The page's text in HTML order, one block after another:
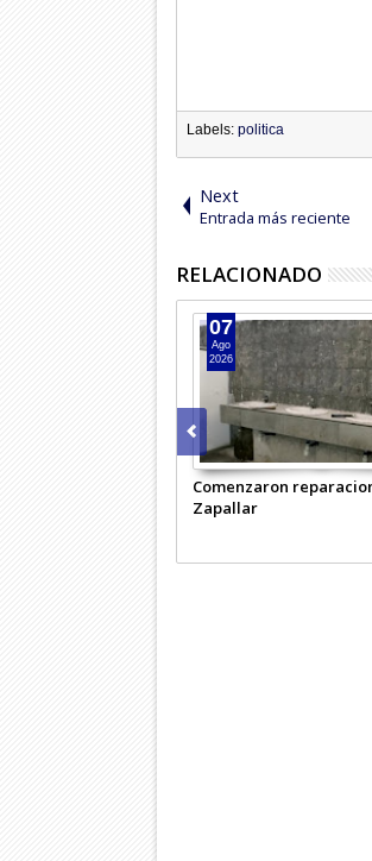
Labels: politica
Next
Entrada más reciente
RELACIONADO
Comenzaron
Zapallar
07
Ago
2026